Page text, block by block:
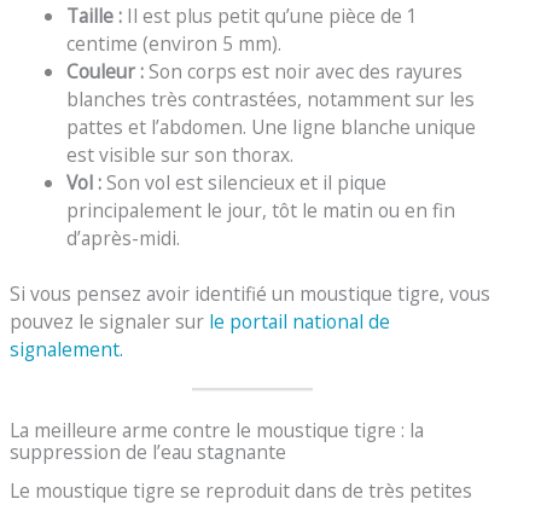
Taille :Il est plus petit qu’une pièce de 1
centime (environ 5 mm).
Couleur :Son corps est noir avec des rayures
blanches très contrastées, notamment sur les
pattes et l’abdomen. Une ligne blanche unique
est visible sur son thorax.
Vol :Son vol est silencieux et il pique
principalement le jour, tôt le matin ou en fin
d’après-midi.
Si vous pensez avoir identifié un moustique tigre, vous
pouvez le signaler sur le portail national de
signalement.
La meilleure arme contre le moustique tigre : la
suppression de l’eau stagnante
Le moustique tigre se reproduit dans de très petites